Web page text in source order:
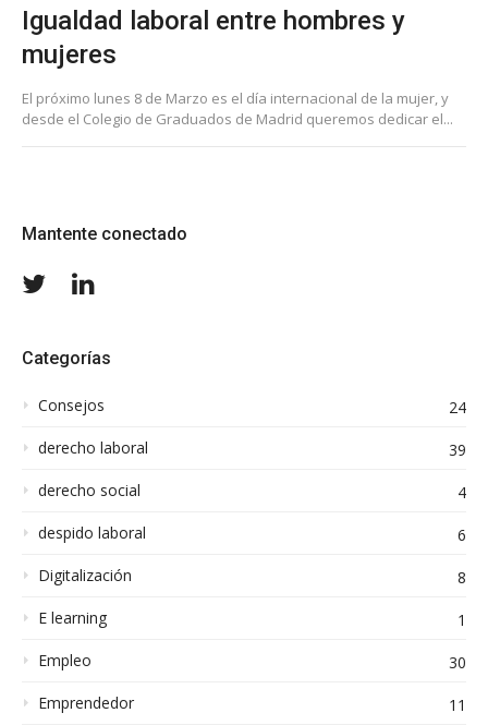
Igualdad laboral entre hombres y
mujeres
El próximo lunes 8 de Marzo es el día internacional de la mujer, y
desde el Colegio de Graduados de Madrid queremos dedicar el...
Mantente conectado
TwitterLinkedIn
Categorías
Consejos
24
derecho laboral
39
derecho social
4
despido laboral
6
Digitalización
8
E learning
1
Empleo
30
Emprendedor
11